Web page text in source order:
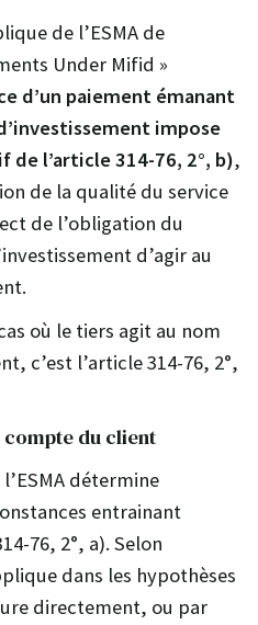
de l’ESMA de
Under Mifid »
d’un paiement émanant
impose
l’article 314-76, 2°, b),
de la qualité du service
de l’obligation du
d’agir au
où le tiers agit au nom
c’est l’article 314-76, 2°,
du client
détermine
entrainant
76, 2°, a). Selon
dans les hypothèses
directement, ou par